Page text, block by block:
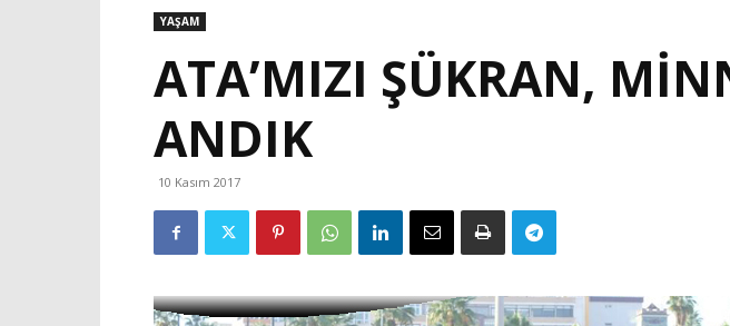
YAŞAM
ATA’MIZI ŞÜKRAN,
ANDIK
10 Kasım 2017